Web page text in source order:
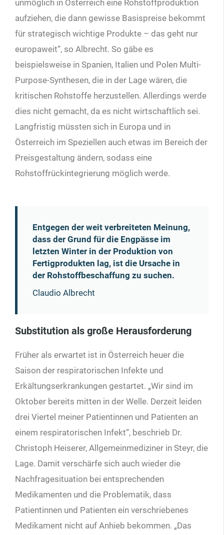
unmöglich in Österreich eine Rohstoffproduktion
aufziehen, die dann gewisse Basispreise bekommt
für strategisch wichtige Produkte – das geht nur
europaweit“, so Albrecht. So gäbe es
beispielsweise in Spanien, Italien und Polen Multi-
Purpose-Synthesen, die in der Lage wären, die
kritischen Rohstoffe herzustellen. Allerdings werde
dies nicht gemacht, da es nicht wirtschaftlich sei.
Langfristig müssten sich in Europa und in
Österreich im Speziellen auch etwas im Bereich der
Preisgestaltung ändern, sodass eine
Rohstoffrückintegrierung möglich werde.
Entgegen der weit verbreiteten Meinung,
dass der Grund für die Engpässe im
letzten Winter in der Produktion von
Fertigprodukten lag, ist die Ursache in
der Rohstoffbeschaffung zu suchen.
Claudio Albrecht
Substitution als große Herausforderung
Früher als erwartet ist in Österreich heuer die
Saison der respiratorischen Infekte und
Erkältungserkrankungen gestartet. „Wir sind im
Oktober bereits mitten in der Welle. Derzeit leiden
drei Viertel meiner Patientinnen und Patienten an
einem respiratorischen Infekt“, beschrieb Dr.
Christoph Heiserer, Allgemeinmediziner in Steyr, die
Lage. Damit verschärfe sich auch wieder die
Nachfragesituation bei entsprechenden
Medikamenten und die Problematik, dass
Patientinnen und Patienten ein verschriebenes
Medikament nicht auf Anhieb bekommen. „Das